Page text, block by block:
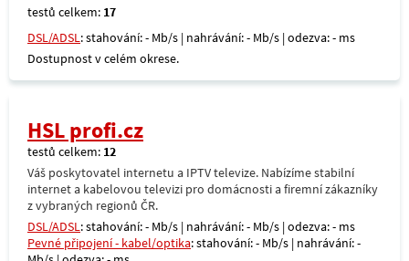
testů celkem: 17
DSL/ADSL: stahování: - Mb/s | nahrávání: - Mb/s | odezva: - ms
Dostupnost v celém okrese.
HSL profi.cz
testů celkem: 12
Váš poskytovatel internetu a IPTV televize. Nabízíme stabilní
internet a kabelovou televizi pro domácnosti a firemní zákazníky
z vybraných regionů ČR.
DSL/ADSL: stahování: - Mb/s | nahrávání: - Mb/s | odezva: - ms
Pevné připojení - kabel/optika: stahování: - Mb/s | nahrávání: -